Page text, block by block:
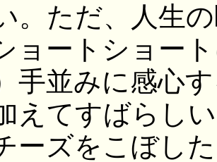
。ただ、人生
ョートショー
手並みに感心
えてすばらし
ーズをこぼし